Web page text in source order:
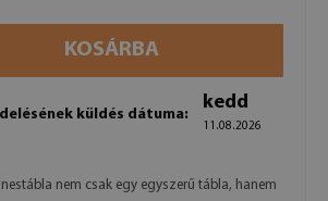
KOSÁRBA
küldés dátuma:
kedd
11.08.2026
nem csak egy egyszerű tábla, hanem